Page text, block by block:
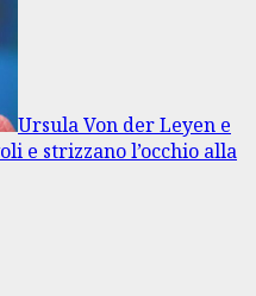
Ursula Von der Leyen e
e strizzano l’occhio alla